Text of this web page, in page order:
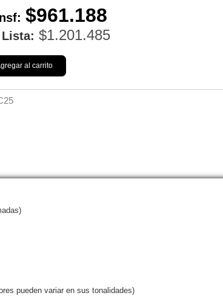
$961.188
$1.201.485
al carrito
pueden variar en sus tonalidades)